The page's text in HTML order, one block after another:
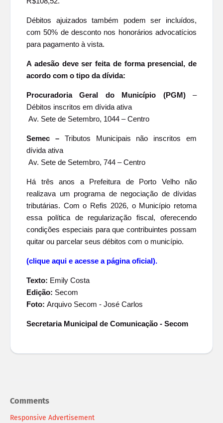
Débitos ajuizados também podem ser incluídos,
com 50% de desconto nos honorários advocatícios
para pagamento à vista.
A adesão deve ser feita de forma presencial, de
acordo com o tipo da dívida:
Procuradoria Geral do Município (PGM)–
Débitos inscritos em dívida ativa
Av. Sete de Setembro, 1044 – Centro
Semec –Tributos Municipais não inscritos em
dívida ativa
Av. Sete de Setembro, 744 – Centro
Há três anos a Prefeitura de Porto Velho não
realizava um programa de negociação de dívidas
tributárias. Com o Refis 2026, o Município retoma
essa política de regularização fiscal, oferecendo
condições especiais para que contribuintes possam
quitar ou parcelar seus débitos com o município.
(clique aqui e acesse a página oficial).
Texto: Emily Costa
Edição: Secom
Foto: Arquivo Secom - José Carlos
Secretaria Municipal de Comunicação - Secom
Comments
Responsive Advertisement